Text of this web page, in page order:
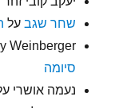
שחר שגב על
Weinberger
סיומה
נעמה אושרי